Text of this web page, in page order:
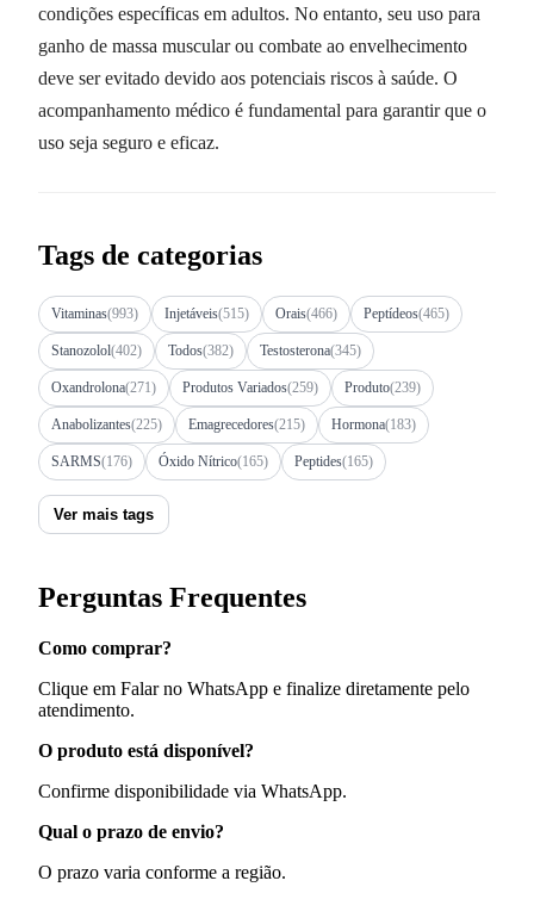
condições específicas em adultos. No entanto, seu uso para
ganho de massa muscular ou combate ao envelhecimento
deve ser evitado devido aos potenciais riscos à saúde. O
acompanhamento médico é fundamental para garantir que o
uso seja seguro e eficaz.
Tags de categorias
Vitaminas(993) Injetáveis(515) Orais(466) Peptídeos(465)
Stanozolol(402) Todos(382) Testosterona(345)
Oxandrolona(271) Produtos Variados(259) Produto(239)
Anabolizantes(225) Emagrecedores(215) Hormona(183)
SARMS(176) Óxido Nítrico(165) Peptides(165)
Ver mais tags
Perguntas Frequentes
Como comprar?
Clique em Falar no WhatsApp e finalize diretamente pelo
atendimento.
O produto está disponível?
Confirme disponibilidade via WhatsApp.
Qual o prazo de envio?
O prazo varia conforme a região.